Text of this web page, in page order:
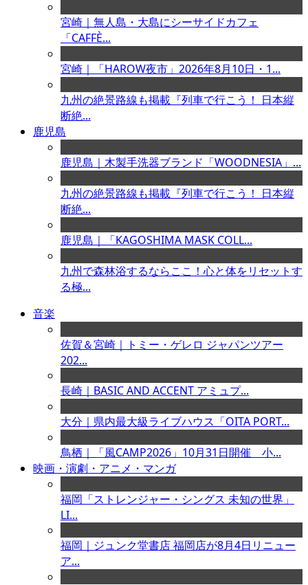
宮崎｜無人島・大島にシーサイドカフェ
「CAFFÈ...
宮崎｜「HAROW夜市」2026年8月10日・1...
九州の絶景路線も掲載『列車で行こう！ 日本縦
断絶...
鹿児島
鹿児島｜木製手洗器ブランド「WOODNESIA」...
九州の絶景路線も掲載『列車で行こう！ 日本縦
断絶...
鹿児島｜「KAGOSHIMA MASK COLL...
九州で森林浴するならここ！心と体をリセットす
る極...
音楽
佐賀＆宮崎｜トミー・ゲレロ ジャパンツアー
202...
長崎｜BASIC AND ACCENT アミュプ...
大分｜県内最大級ライブハウス「OITA PORT...
鳥栖｜「風CAMP2026」10月31日開催 小...
映画・演劇・アニメ・マンガ
福岡「ストレンジャー・シングス 未知の世界」
LI...
福岡｜ジュンク堂書店 福岡店が8月4日リニュー
ア...